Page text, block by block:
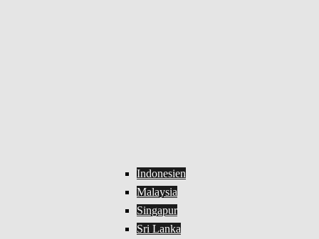
Indonesien
Malaysia
Singapur
Sri Lanka